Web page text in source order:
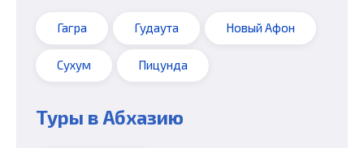
Гагра Гудаута Новый Афон
Сухум Пицунда
Туры в Абхазию